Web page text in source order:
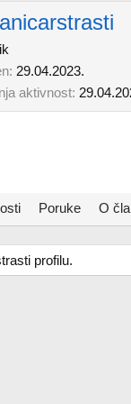
29.04.2023.
aktivnost
Poruke O
profilu.